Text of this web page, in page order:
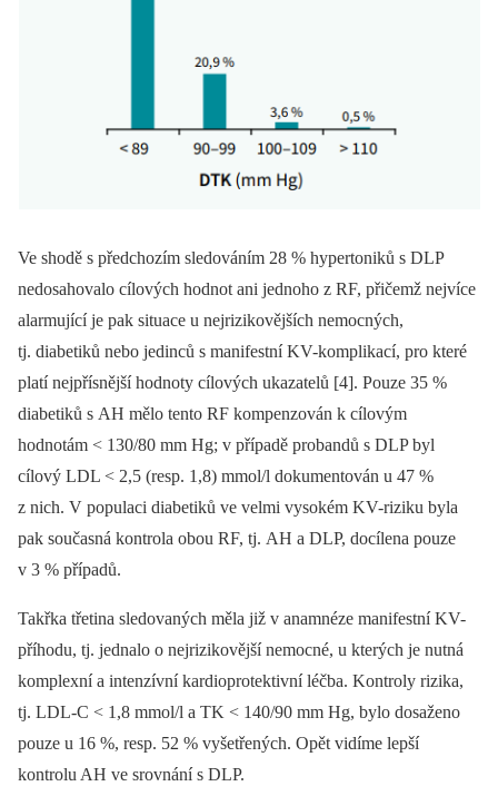
Ve shodě s předchozím sledováním 28 % hypertoniků s DLP
nedosahovalo cílových hodnot ani jednoho z RF, přičemž nejvíce
alarmující je pak situace u nejrizikovějších nemocných,
tj. diabetiků nebo jedinců s manifestní KV-komplikací, pro které
platí nejpřísnější hodnoty cílových ukazatelů [4]. Pouze 35 %
diabetiků s AH mělo tento RF kompenzován k cílovým
hodnotám < 130/80 mm Hg; v případě probandů s DLP byl
cílový LDL < 2,5 (resp. 1,8) mmol/l dokumentován u 47 %
z nich. V populaci diabetiků ve velmi vysokém KV-riziku byla
pak současná kontrola obou RF, tj. AH a DLP, docílena pouze
v 3 % případů.
Takřka třetina sledovaných měla již v anamnéze manifestní KV-
příhodu, tj. jednalo o nejrizikovější nemocné, u kterých je nutná
komplexní a intenzívní kardioprotektivní léčba. Kontroly rizika,
tj. LDL-C < 1,8 mmol/l a TK < 140/90 mm Hg, bylo dosaženo
pouze u 16 %, resp. 52 % vyšetřených. Opět vidíme lepší
kontrolu AH ve srovnání s DLP.